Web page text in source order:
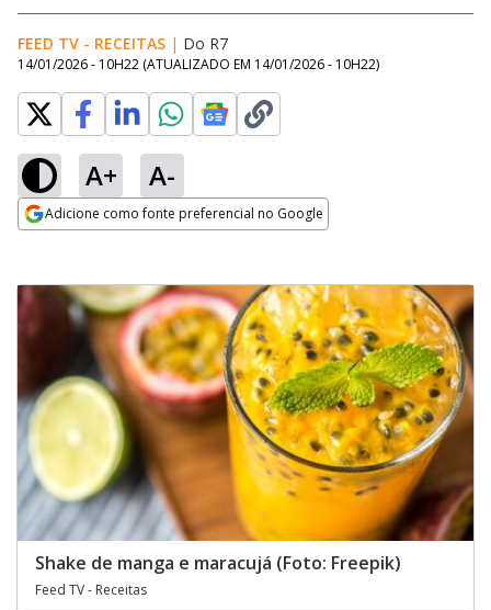
FEED TV - RECEITAS | Do R7
14/01/2026 - 10H22 (ATUALIZADO EM 14/01/2026 - 10H22)
A+ A-
Adicione como fonte preferencial no Google
Shake de manga e maracujá (Foto: Freepik)
Feed TV - Receitas